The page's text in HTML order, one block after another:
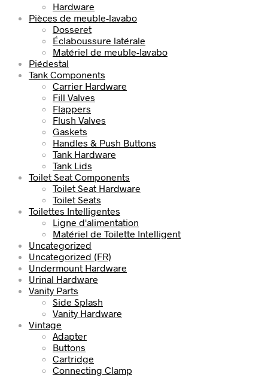
Hardware
Pièces de meuble-lavabo
Dosseret
Éclaboussure latérale
Matériel de meuble-lavabo
Piédestal
Tank Components
Carrier Hardware
Fill Valves
Flappers
Flush Valves
Gaskets
Handles & Push Buttons
Tank Hardware
Tank Lids
Toilet Seat Components
Toilet Seat Hardware
Toilet Seats
Toilettes Intelligentes
Ligne d'alimentation
Matériel de Toilette Intelligent
Uncategorized
Uncategorized (FR)
Undermount Hardware
Urinal Hardware
Vanity Parts
Side Splash
Vanity Hardware
Vintage
Adapter
Buttons
Cartridge
Connecting Clamp